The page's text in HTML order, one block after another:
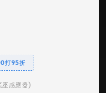
打95折
座感應器)